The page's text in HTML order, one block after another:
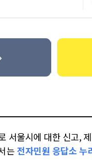
서울시에 대한 신고,
는 전자민원 응답소 누